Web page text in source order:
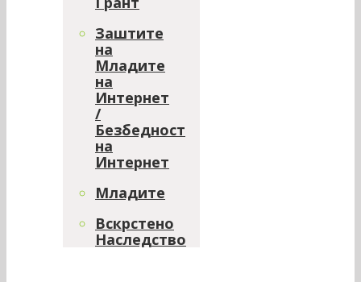
Заштите
на
Младите
на
Интернет
/
Безбедност
на
Интернет
Младите
Вскрстено
Наследство